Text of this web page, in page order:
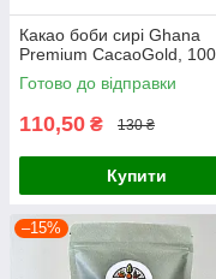
Какао боби сирі Ghana
Premium CacaoGold,
Готово до відправки
110,50 ₴ 130 ₴
Купити
–15%